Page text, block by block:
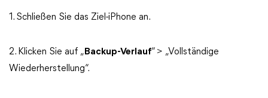
1. Schließen Sie das Ziel-iPhone an.
2. Klicken Sie auf „ Backup-Verlauf“ > „Vollständige
Wiederherstellung“.